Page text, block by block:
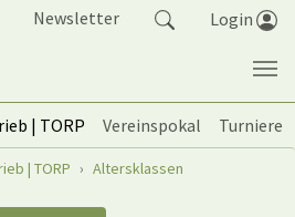
Newsletter Login
| TORP Vereinspokal
Turniere
| TORP Altersklassen